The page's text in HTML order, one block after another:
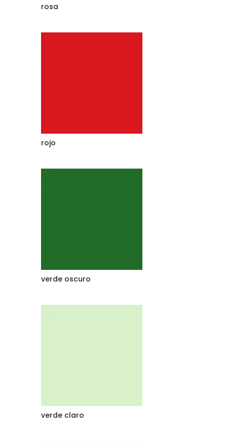
rosa
rojo
verde oscuro
verde claro